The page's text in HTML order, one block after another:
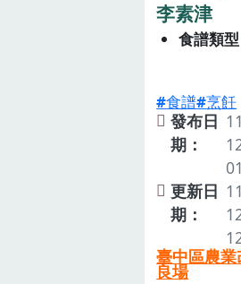
李素津
食譜類型
食譜 烹飪
發布日
期：
01
更新日
期：
臺中區農業
良場